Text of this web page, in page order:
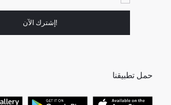
!إشترك الآن
حمل تطبيقنا